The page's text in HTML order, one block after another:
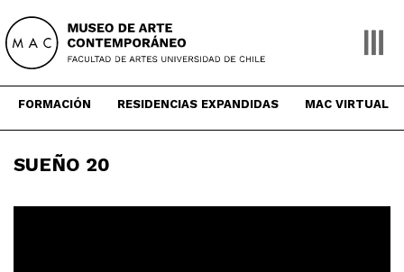
content
FORMACIÓN RESIDENCIAS EXPANDIDAS MAC VIRTUAL
SUEÑO 20